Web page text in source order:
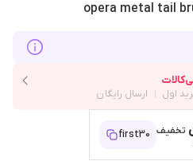
تخفیف first30